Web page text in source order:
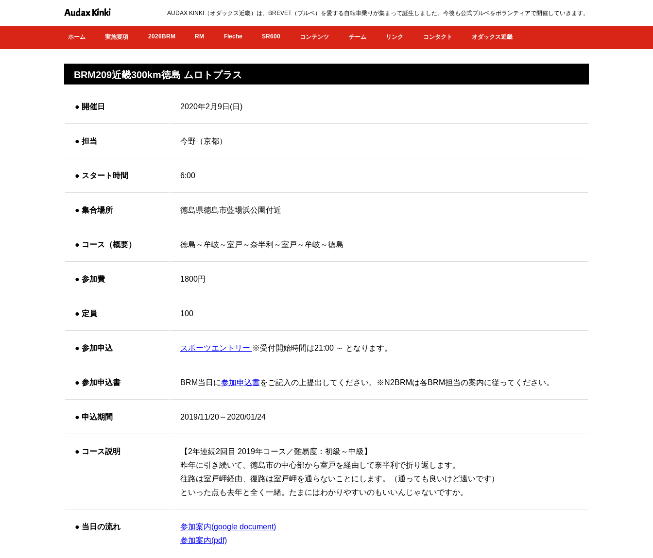
Audax Kinki AUDAX KINKI（オダックス近畿）は、BREVET（ブルベ）を愛する自転車乗りが集まって誕生しました。今後も公式ブルベをボランティアで開催していきます。
ホーム 実施要項 2026BRM RM Fleche SR600 コンテンツ チーム リンク コンタクト オダックス近畿
BRM209近畿300km徳島 ムロトプラス
● 開催日 2020年2月9日(日)
● 担当 今野（京都）
● スタート時間 6:00
● 集合場所 徳島県徳島市藍場浜公園付近
● コース（概要） 徳島～牟岐～室戸～奈半利～室戸～牟岐～徳島
● 参加費 1800円
● 定員 100
● 参加申込 スポーツエントリー ※受付開始時間は21:00 ～ となります。
● 参加申込書 BRM当日に参加申込書をご記入の上提出してください。※N2BRMは各BRM担当の案内に従ってください。
● 申込期間 2019/11/20～2020/01/24
● コース説明
【2年連続2回目 2019年コース／難易度：初級～中級】
昨年に引き続いて、徳島市の中心部から室戸を経由して奈半利で折り返します。
往路は室戸岬経由、復路は室戸岬を通らないことにします。（通っても良いけど遠いです）
といった点も去年と全く一緒。たまにはわかりやすいのもいいんじゃないですか。
● 当日の流れ
参加案内(google document)
参加案内(pdf)